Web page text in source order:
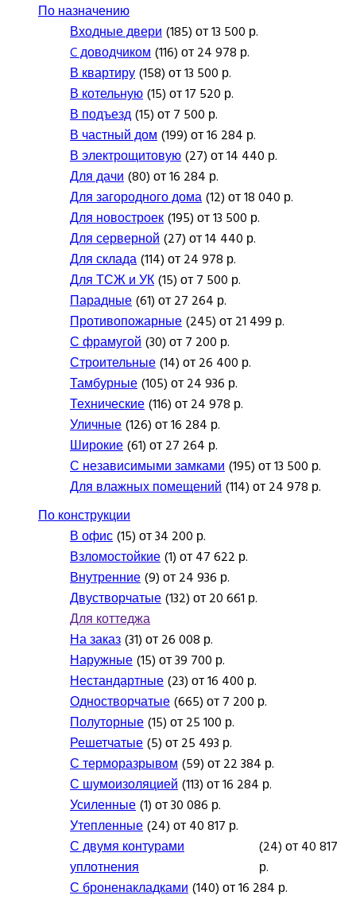
По назначению
Входные двери(185) от 13 500 р.
C доводчиком(116) от 24 978 р.
В квартиру(158) от 13 500 р.
В котельную(15) от 17 520 р.
В подъезд(15) от 7 500 р.
В частный дом(199) от 16 284 р.
В электрощитовую(27) от 14 440 р.
Для дачи(80) от 16 284 р.
Для загородного дома(12) от 18 040 р.
Для новостроек(195) от 13 500 р.
Для серверной(27) от 14 440 р.
Для склада(114) от 24 978 р.
Для ТСЖ и УК(15) от 7 500 р.
Парадные(61) от 27 264 р.
Противопожарные(245) от 21 499 р.
С фрамугой(30) от 7 200 р.
Строительные(14) от 26 400 р.
Тамбурные(105) от 24 936 р.
Технические(116) от 24 978 р.
Уличные(126) от 16 284 р.
Широкие(61) от 27 264 р.
С независимыми замками(195) от 13 500 р.
Для влажных помещений(114) от 24 978 р.
По конструкции
В офис(15) от 34 200 р.
Взломостойкие(1) от 47 622 р.
Внутренние(9) от 24 936 р.
Двустворчатые(132) от 20 661 р.
Для коттеджа
На заказ(31) от 26 008 р.
Наружные(15) от 39 700 р.
Нестандартные(23) от 16 400 р.
Одностворчатые(665) от 7 200 р.
Полуторные(15) от 25 100 р.
Решетчатые(5) от 25 493 р.
С терморазрывом(59) от 22 384 р.
С шумоизоляцией(113) от 16 284 р.
Усиленные(1) от 30 086 р.
Утепленные(24) от 40 817 р.
С двумя контурами
уплотнения
(24) от 40 817
р.
С броненакладками(140) от 16 284 р.